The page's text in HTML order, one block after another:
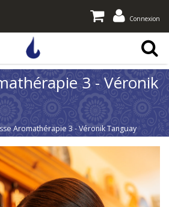
Connexion
3 - Véronik
Aromathérapie 3 - Véronik Tanguay